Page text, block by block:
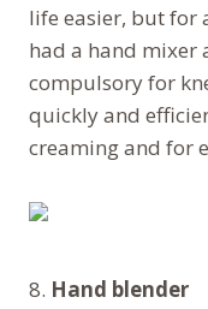
life easier, but for
had a hand mixer
compulsory for
quickly and
creaming and for
8. Hand blender